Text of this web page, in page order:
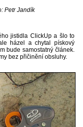
Petr Jandík
jistidla ClickUp a šlo to
házel a chytal pískový
bude samostatný článek.
bez přičinění obsluhy.